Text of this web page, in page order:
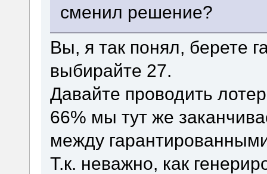
сменил решение?
Вы, я так понял, берете
выбирайте 27.
Давайте проводить
66% мы тут же
между
Т.к. неважно, как